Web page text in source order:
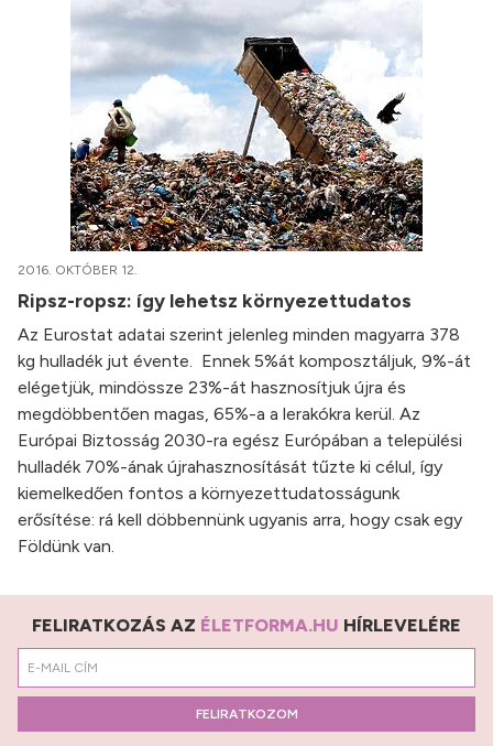
2016. OKTÓBER 12.
Ripsz-ropsz: így lehetsz környezettudatos
Az Eurostat adatai szerint jelenleg minden magyarra 378
kg hulladék jut évente. Ennek 5%át komposztáljuk, 9%-át
elégetjük, mindössze 23%-át hasznosítjuk újra és
megdöbbentően magas, 65%-a a lerakókra kerül. Az
Európai Biztosság 2030-ra egész Európában a települési
hulladék 70%-ának újrahasznosítását tűzte ki célul, így
kiemelkedően fontos a környezettudatosságunk
erősítése: rá kell döbbennünk ugyanis arra, hogy csak egy
Földünk van.
FELIRATKOZÁS AZ ÉLETFORMA.HU HÍRLEVELÉRE
FELIRATKOZOM